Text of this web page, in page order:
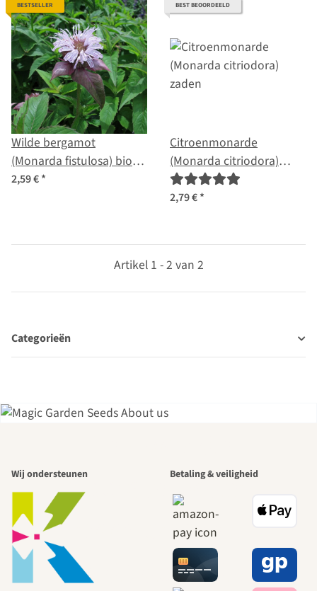
BESTSELLER
Wilde bergamot
(Monarda fistulosa) bio
zaad
2,59 €*
BEST BEOORDEELD
Citroenmonarde
(Monarda citriodora)
zaden
2,79 €*
Artikel 1 - 2 van 2
Categorieën
mooiste paden
naar onszelf
leidt door de
Wij ondersteunen Betaling & veiligheid